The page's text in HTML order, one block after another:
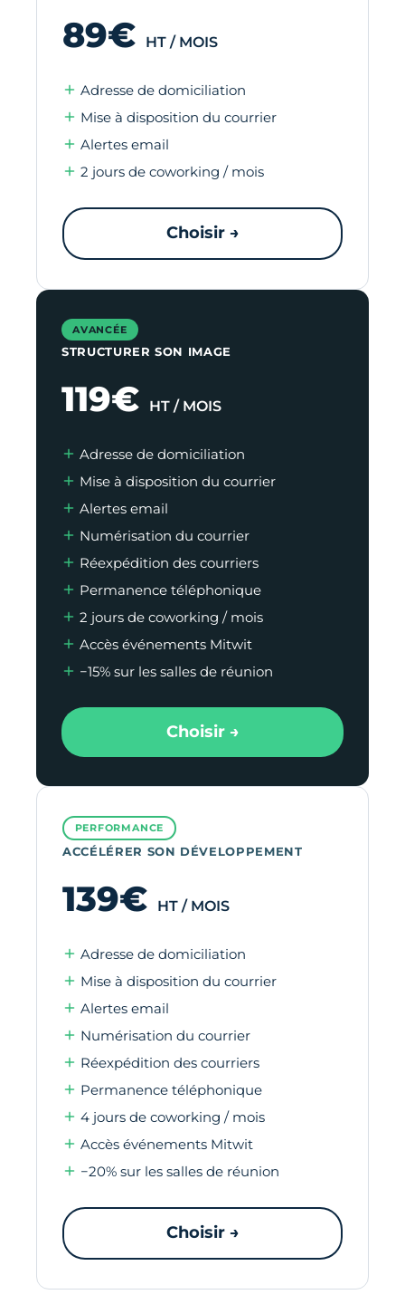
89€ HT / MOIS
Adresse de domiciliation
Mise à disposition du courrier
Alertes email
2 jours de coworking / mois
Choisir →
AVANCÉE
STRUCTURER SON IMAGE
119€ HT / MOIS
Adresse de domiciliation
Mise à disposition du courrier
Alertes email
Numérisation du courrier
Réexpédition des courriers
Permanence téléphonique
2 jours de coworking / mois
Accès événements Mitwit
−15% sur les salles de réunion
Choisir →
PERFORMANCE
ACCÉLÉRER SON DÉVELOPPEMENT
139€ HT / MOIS
Adresse de domiciliation
Mise à disposition du courrier
Alertes email
Numérisation du courrier
Réexpédition des courriers
Permanence téléphonique
4 jours de coworking / mois
Accès événements Mitwit
−20% sur les salles de réunion
Choisir →